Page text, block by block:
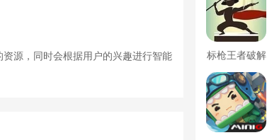
源，同时会根据用户的兴趣进行智能 标枪王者破解
版无限金币钻
石内置菜单